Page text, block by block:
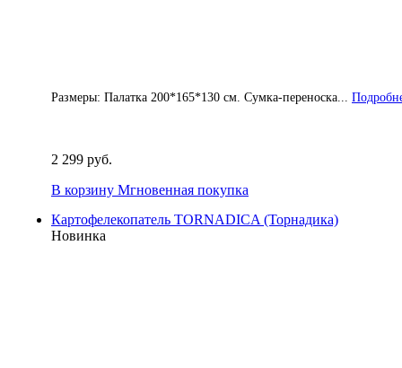
Размеры: Палатка 200*165*130 см. Сумка-переноска...
2 299 руб.
В корзину Мгновенная покупка
Картофелекопатель TORNADICA (Торнадика)
Новинка